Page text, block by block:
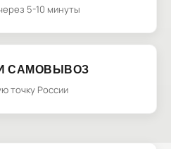
5-10 минуты
САМОВЫВОЗ
точку России